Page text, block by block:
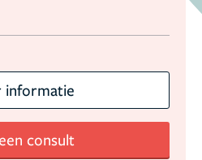
informatie
consult